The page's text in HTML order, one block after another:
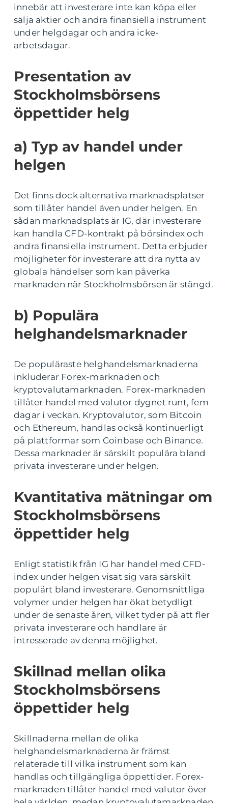
innebär att investerare inte kan köpa eller
sälja aktier och andra finansiella instrument
under helgdagar och andra icke-
arbetsdagar.
Presentation av
Stockholmsbörsens
öppettider helg
a) Typ av handel under
helgen
Det finns dock alternativa marknadsplatser
som tillåter handel även under helgen. En
sådan marknadsplats är IG, där investerare
kan handla CFD-kontrakt på börsindex och
andra finansiella instrument. Detta erbjuder
möjligheter för investerare att dra nytta av
globala händelser som kan påverka
marknaden när Stockholmsbörsen är stängd.
b) Populära
helghandelsmarknader
De populäraste helghandelsmarknaderna
inkluderar Forex-marknaden och
kryptovalutamarknaden. Forex-marknaden
tillåter handel med valutor dygnet runt, fem
dagar i veckan. Kryptovalutor, som Bitcoin
och Ethereum, handlas också kontinuerligt
på plattformar som Coinbase och Binance.
Dessa marknader är särskilt populära bland
privata investerare under helgen.
Kvantitativa mätningar om
Stockholmsbörsens
öppettider helg
Enligt statistik från IG har handel med CFD-
index under helgen visat sig vara särskilt
populärt bland investerare. Genomsnittliga
volymer under helgen har ökat betydligt
under de senaste åren, vilket tyder på att fler
privata investerare och handlare är
intresserade av denna möjlighet.
Skillnad mellan olika
Stockholmsbörsens
öppettider helg
Skillnaderna mellan de olika
helghandelsmarknaderna är främst
relaterade till vilka instrument som kan
handlas och tillgängliga öppettider. Forex-
marknaden tillåter handel med valutor över